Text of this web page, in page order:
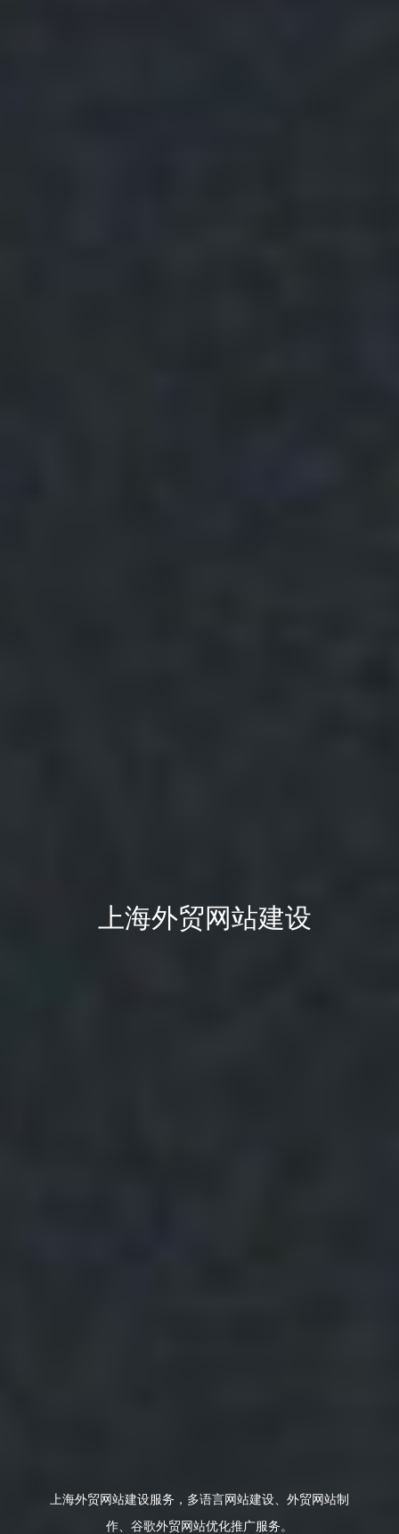
上海外贸网站建设
上海外贸网站建设服务，多语言网站建设、外贸网站制
作、谷歌外贸网站优化推广服务。